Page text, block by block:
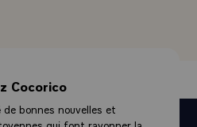
seulement par la -nature du
de la population, qu'ils
avec beaucoup de
bonnes relations avec le
sommes engagés dans un
Cocorico
de bonnes nouvelles et